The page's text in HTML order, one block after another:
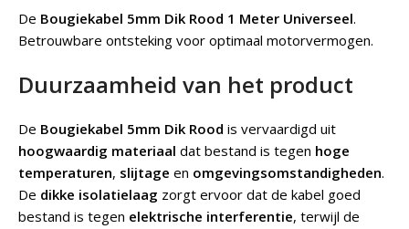
De Bougiekabel 5mm Dik Rood 1 Meter Universeel.
Betrouwbare ontsteking voor optimaal motorvermogen.
Duurzaamheid van het product
De Bougiekabel 5mm Dik Rood is vervaardigd uit
hoogwaardig materiaal dat bestand is tegen hoge
temperaturen, slijtage en omgevingsomstandigheden.
De dikke isolatielaag zorgt ervoor dat de kabel goed
bestand is tegen elektrische interferentie, terwijl de